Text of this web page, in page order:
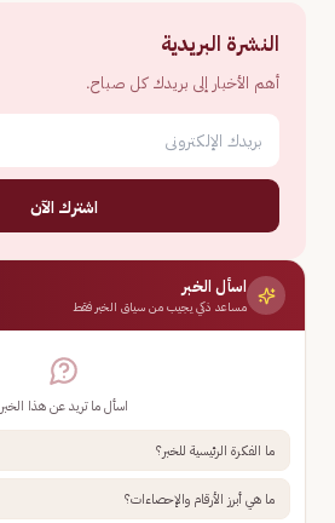
النشرة البريدية
أهم الأخبار إلى بريدك كل صباح.
اشترك الآن
اسأل الخبر
مساعد ذكي يجيب من سياق الخبر فقط
اسأل ما تريد عن هذا الخبر
ما الفكرة الرئيسية للخبر؟
ما هي أبرز الأرقام والإحصاءات؟